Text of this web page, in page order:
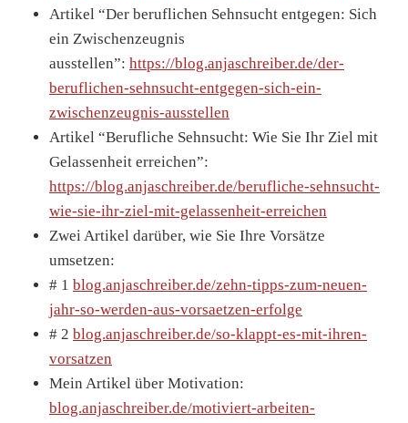
Artikel “Der beruflichen Sehnsucht entgegen: Sich
ein Zwischenzeugnis
ausstellen”: https://blog.anjaschreiber.de/der-
beruflichen-sehnsucht-entgegen-sich-ein-
zwischenzeugnis-ausstellen
Artikel “Berufliche Sehnsucht: Wie Sie Ihr Ziel mit
Gelassenheit erreichen”:
https://blog.anjaschreiber.de/berufliche-sehnsucht-
wie-sie-ihr-ziel-mit-gelassenheit-erreichen
Zwei Artikel darüber, wie Sie Ihre Vorsätze
umsetzen:
# 1 blog.anjaschreiber.de/zehn-tipps-zum-neuen-
jahr-so-werden-aus-vorsaetzen-erfolge
# 2 blog.anjaschreiber.de/so-klappt-es-mit-ihren-
vorsatzen
Mein Artikel über Motivation:
blog.anjaschreiber.de/motiviert-arbeiten-